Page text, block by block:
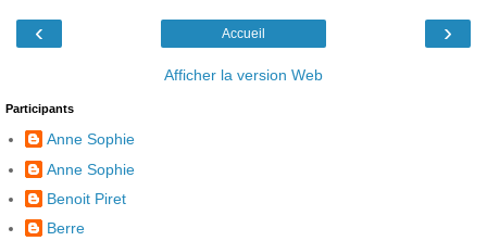
‹ ›
Accueil
Afficher la version Web
Participants
Anne Sophie
Anne Sophie
Benoit Piret
Berre